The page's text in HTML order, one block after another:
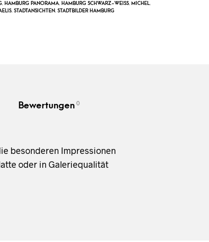
, HAMBURG PANORAMA, HAMBURG SCHWARZ-WEISS, MICHEL,
, STADTANSICHTEN, STADTBILDER HAMBURG
Bewertungen 0
besonderen Impressionen
oder in Galeriequalität